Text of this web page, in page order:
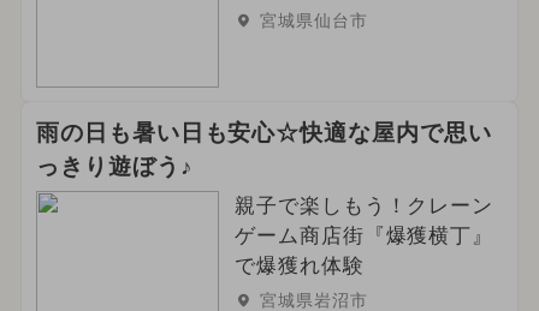
宮城県仙台市
雨の日も暑い日も安心☆快適な屋内で思い
っきり遊ぼう♪
親子で楽しもう！クレーン
ゲーム商店街『爆獲横丁』
で爆獲れ体験
宮城県岩沼市